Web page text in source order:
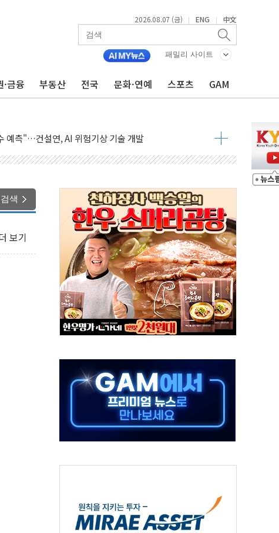
2026.08.07 (금) | ENG | 中文
패밀리 사이트
·금융 부동산 전국 문화·연예 스포츠 GAM
반 하락…내린 종목이 두 배 넘어
위…김성환 기후부 장관 "예측범위 벗어나도 즉시대응"
공제·인증제도 개선 수혜 기대"
너져…대전서 50대 일용직 추락 사망
저 이전 감사 무마' 유병호 감사위원 구속 기소
년 AI 팩토리 매출 본격화
시 개입...4월 말 '56조원' 사상 최대
단, 스타트업 지원 프로그램 성료
의' 차가원 대표 구속 송치
' 임성근 전 사단장 항소심도 징역 3년 선고
별위원회 전체회의서 발언하는 장동혁 대표
살인' 50대 남성 구속 송치
여름"…구윤철, 쪽방촌 폭염 대응상황 점검
럽 패싱… '유로화 팔아 엔화 부양' 사후 통보만
닥터 코퍼'가 말하는 경기 신호가 달라졌다
노선 재개...3년 2개월 만
색
보기